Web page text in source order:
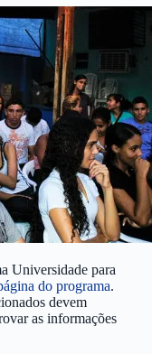
Universidade para
do programa.
devem
as informações